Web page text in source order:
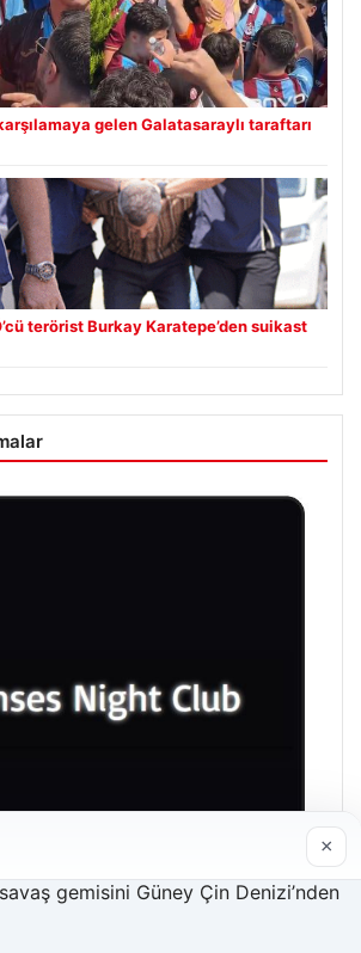
gelen Galatasaraylı taraftarı
terörist Burkay Karatepe’den suikast
×